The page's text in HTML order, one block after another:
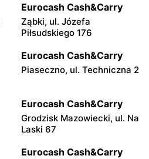
Eurocash Cash&Carry
Ząbki, ul. Józefa
Piłsudskiego 176
Eurocash Cash&Carry
Piaseczno, ul. Techniczna 2
Eurocash Cash&Carry
Grodzisk Mazowiecki, ul. Na
Laski 67
Eurocash Cash&Carry